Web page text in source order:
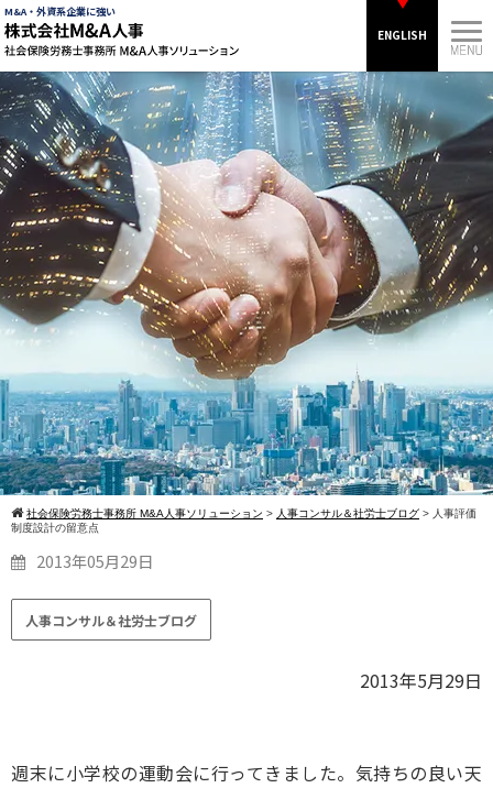
M&A・外資系企業に強い
ENGLISH
社会保険労務士事務所 M&A人事ソリューション > 人事コンサル＆社労士ブログ > 人事評価
制度設計の留意点
2013年05月29日
人事コンサル＆社労士ブログ
2013年5月29日
週末に小学校の運動会に行ってきました。気持ちの良い天